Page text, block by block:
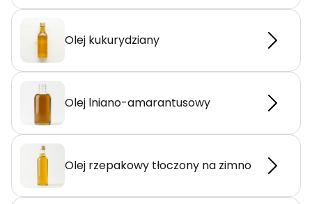
Olej kukurydziany
Olej lniano-amarantusowy
Olej rzepakowy tłoczony na zimno